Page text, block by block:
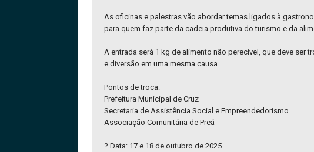
As oficinas e palestras vão abordar temas ligados à
para quem faz parte da cadeia produtiva do turismo e da
A entrada será 1 kg de alimento não perecível, que deve
e diversão em uma mesma causa.
Pontos de troca:
Prefeitura Municipal de Cruz
Secretaria de Assistência Social e Empreendedorismo
Associação Comunitária de Preá
? Data: 17 e 18 de outubro de 2025